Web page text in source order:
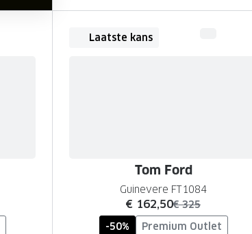
Laatste kans
Tom Ford
Guinevere FT1084
nu:
€ 162,50was:
€ 325
-50%
Premium Outlet